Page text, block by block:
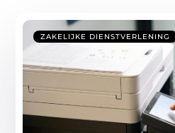
ZAKELIJKE DIENSTVERLENING